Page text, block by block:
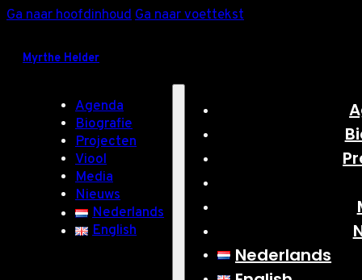
Ga naar hoofdinhoudGa naar voettekst
Myrthe Helder
Agenda
Biografie
Projecten
Viool
Media
Nieuws
Nederlands
English
Nederlands